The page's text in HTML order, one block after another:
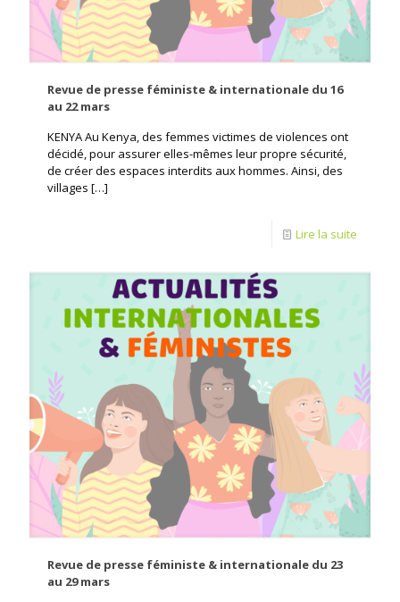
Revue de presse féministe & internationale du 16
au 22 mars
KENYA Au Kenya, des femmes victimes de violences ont
décidé, pour assurer elles-mêmes leur propre sécurité,
de créer des espaces interdits aux hommes. Ainsi, des
villages […]
Lire la suite
Revue de presse féministe & internationale du 23
au 29 mars